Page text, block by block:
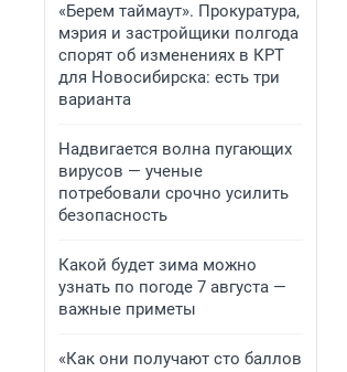
«Берем таймаут». Прокуратура,
мэрия и застройщики полгода
спорят об изменениях в КРТ
для Новосибирска: есть три
варианта
Надвигается волна пугающих
вирусов — ученые
потребовали срочно усилить
безопасность
Какой будет зима можно
узнать по погоде 7 августа —
важные приметы
«Как они получают сто баллов